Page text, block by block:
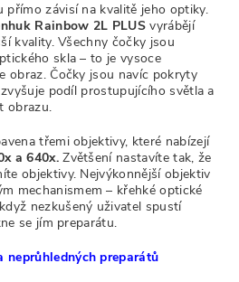
přímo závisí na kvalitě jeho optiky.
Rainbow 2L PLUS vyrábějí
kvality. Všechny čočky jsou
skla – to je vysoce
obraz. Čočky jsou navíc pokryty
podíl prostupujícího světla a
obrazu.
třemi objektivy, které nabízejí
a 640x.Zvětšení nastavíte tak, že
objektivy. Nejvýkonnější objektiv
mechanismem – křehké optické
nezkušený uživatel spustí
se jím preparátu.
neprůhledných preparátů